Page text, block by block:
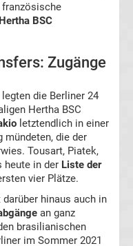
Hertha BSC
Zugänge
legten die Berliner 24
Hertha BSC
letztendlich in einer
mündeten, die der
Tousart, Piatek,
heute in der Liste der
vier Plätze.
hinaus auch in
an ganz
brasilianischen
im Sommer 2021